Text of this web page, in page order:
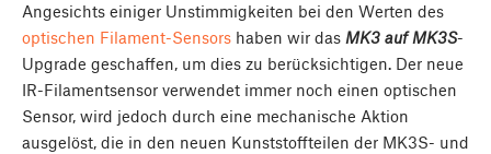
Angesichts einiger Unstimmigkeiten bei den Werten des
optischen Filament-Sensors haben wir das MK3 auf MK3S-
Upgrade geschaffen, um dies zu berücksichtigen. Der neue
IR-Filamentsensor verwendet immer noch einen optischen
Sensor, wird jedoch durch eine mechanische Aktion
ausgelöst, die in den neuen Kunststoffteilen der MK3S- und